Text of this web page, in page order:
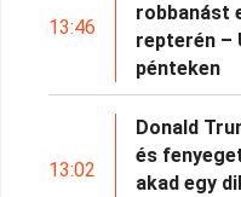
13:46
robbanást
repterén –
pénteken
13:02
Donald
és
akad egy